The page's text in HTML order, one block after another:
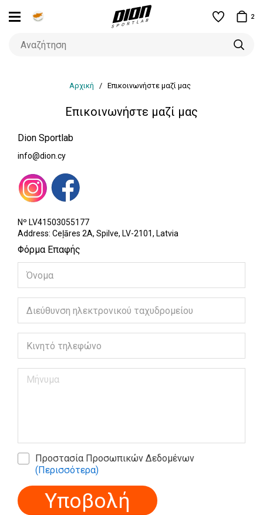
2
Αρχική Επικοινωνήστε μαζί μας
Επικοινωνήστε μαζί μας
Dion Sportlab
info@dion.cy
Nº LV41503055177
Address: Ceļāres 2A, Spilve, LV-2101, Latvia
Φόρμα Επαφής
Προστασία Προσωπικών Δεδομένων
(Περισσότερα)